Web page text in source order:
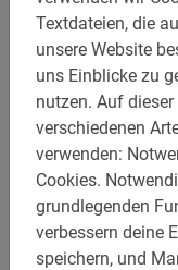
Textdateien, die
unsere Website
uns Einblicke zu
nutzen. Auf dieser
verschiedenen
verwenden:
Cookies.
grundlegenden
verbessern deine
speichern, und
Palma mit dem
So bekommst du
Überblick über die
Der
inbegriffen.
Erkunde Palma
erst richtig mit